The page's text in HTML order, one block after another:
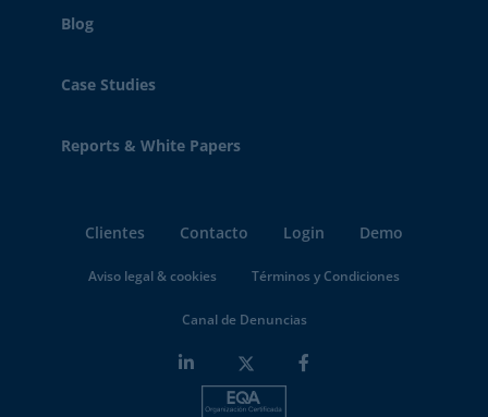
Blog
Case Studies
Reports & White Papers
Clientes Contacto Login Demo
Aviso legal & cookies Términos y Condiciones
Canal de Denuncias